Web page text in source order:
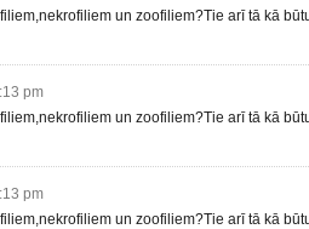
un zoofiliem?Tie arī tā kā
pm
un zoofiliem?Tie arī tā kā
pm
un zoofiliem?Tie arī tā kā